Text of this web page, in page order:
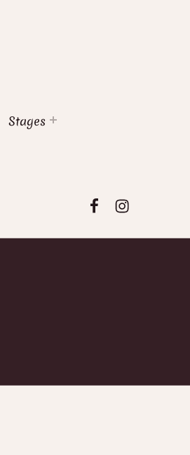
Stages
AtelierAtelier